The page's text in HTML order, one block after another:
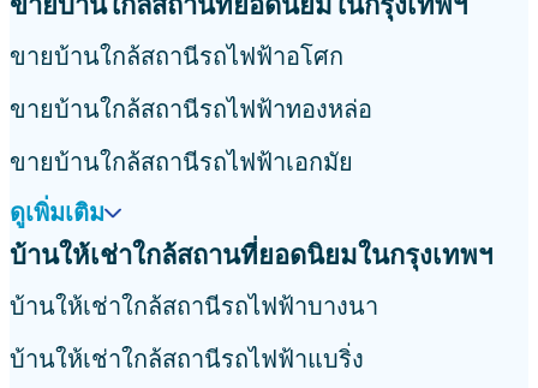
ขายบ้านใกล้สถานีรถไฟฟ้าอโศก
ขายบ้านใกล้สถานีรถไฟฟ้าทองหล่อ
ขายบ้านใกล้สถานีรถไฟฟ้าเอกมัย
ดูเพิ่มเติม
บ้านให้เช่าใกล้สถานที่ยอดนิยมในกรุงเทพฯ
บ้านให้เช่าใกล้สถานีรถไฟฟ้าบางนา
บ้านให้เช่าใกล้สถานีรถไฟฟ้าแบริ่ง